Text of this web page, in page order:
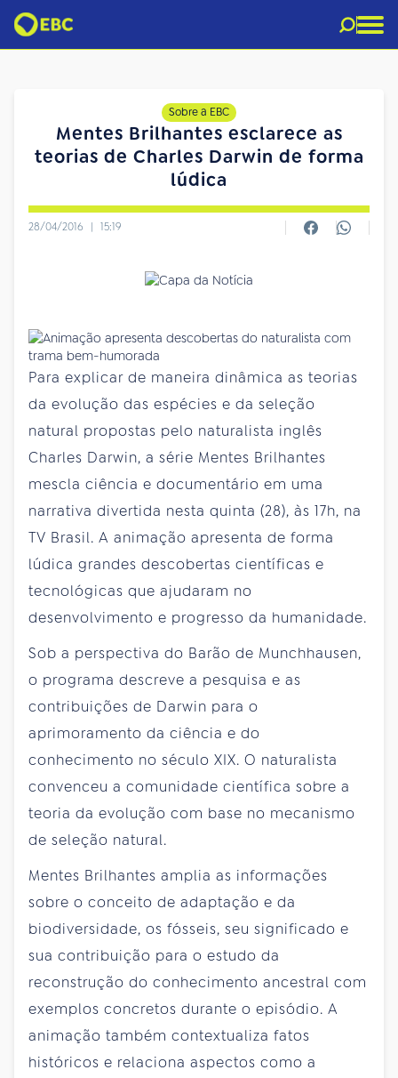
Sobre a EBC
Mentes Brilhantes esclarece as
teorias de Charles Darwin de forma
lúdica
28/04/2016 | 15:19
Para explicar de maneira dinâmica as teorias
da evolução das espécies e da seleção
natural propostas pelo naturalista inglês
Charles Darwin, a série Mentes Brilhantes
mescla ciência e documentário em uma
narrativa divertida nesta quinta (28), às 17h, na
TV Brasil. A animação apresenta de forma
lúdica grandes descobertas científicas e
tecnológicas que ajudaram no
desenvolvimento e progresso da humanidade.
Sob a perspectiva do Barão de Munchhausen,
o programa descreve a pesquisa e as
contribuições de Darwin para o
aprimoramento da ciência e do
conhecimento no século XIX. O naturalista
convenceu a comunidade científica sobre a
teoria da evolução com base no mecanismo
de seleção natural.
Mentes Brilhantes amplia as informações
sobre o conceito de adaptação e da
biodiversidade, os fósseis, seu significado e
sua contribuição para o estudo da
reconstrução do conhecimento ancestral com
exemplos concretos durante o episódio. A
animação também contextualiza fatos
históricos e relaciona aspectos como a